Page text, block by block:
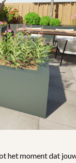
het moment dat